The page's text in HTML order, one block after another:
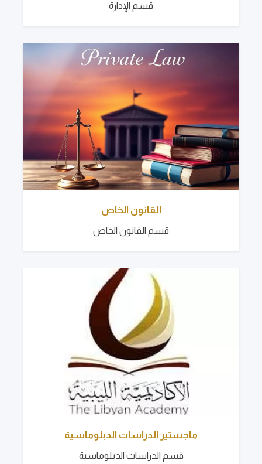
قسم الإدارة
القانون الخاص
قسم القانون الخاص
ماجستير الدراسات الدبلوماسية
قسم الدراسات الدبلوماسية